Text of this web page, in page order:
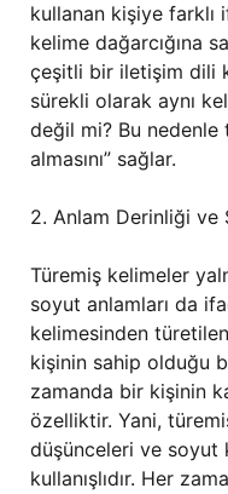
kullanan kişiye farklı
kelime dağarcığına
çeşitli bir iletişim dili
sürekli olarak aynı
değil mi? Bu nedenle
almasını” sağlar.
2. Anlam Derinliği ve
Türemiş kelimeler
soyut anlamları da
kelimesinden
kişinin sahip olduğu
zamanda bir kişinin
özelliktir. Yani,
düşünceleri ve soyut
kullanışlıdır. Her